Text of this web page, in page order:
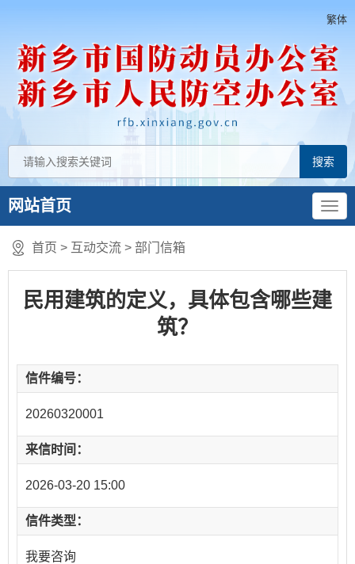
繁体
网站首页
首页 > 互动交流 > 部门信箱
民用建筑的定义，具体包含哪些建
筑？
信件编号：
20260320001
来信时间：
2026-03-20 15:00
信件类型：
我要咨询